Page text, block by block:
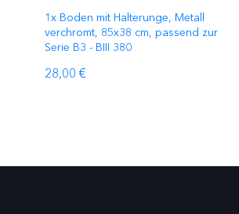
1x Boden mit Halterunge, Metall
verchromt, 85x38 cm, passend zur
Serie B3 - BIII 380
28,00 €